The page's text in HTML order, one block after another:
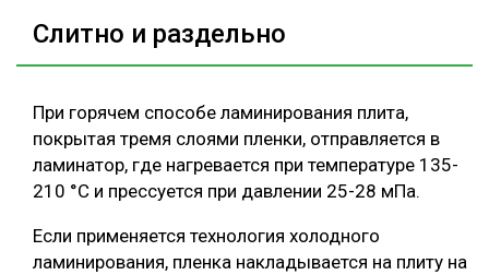
Слитно и раздельно
При горячем способе ламинирования плита,
покрытая тремя слоями пленки, отправляется в
ламинатор, где нагревается при температуре 135-
210 °С и прессуется при давлении 25-28 мПа.
Если применяется технология холодного
ламинирования, пленка накладывается на плиту на